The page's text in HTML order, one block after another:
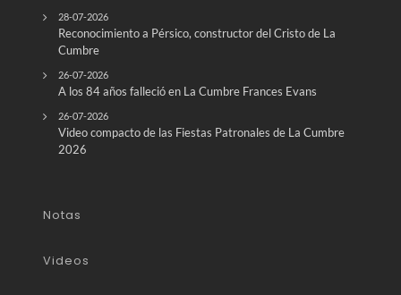
28-07-2026
Reconocimiento a Pérsico, constructor del Cristo de La
Cumbre
26-07-2026
A los 84 años falleció en La Cumbre Frances Evans
26-07-2026
Video compacto de las Fiestas Patronales de La Cumbre
2026
Notas
Videos